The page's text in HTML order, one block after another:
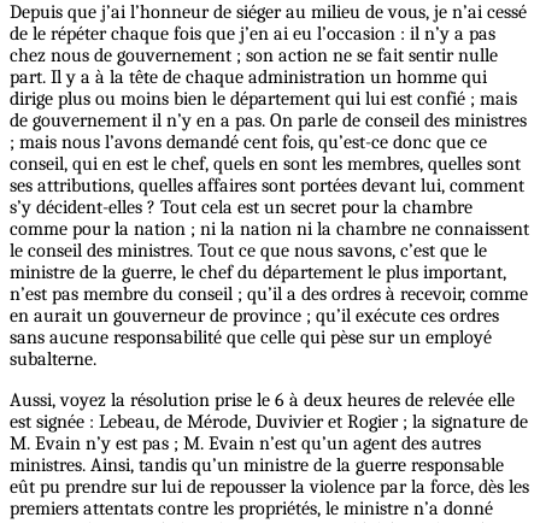
Depuis que j’ai l’honneur de siéger au milieu de vous, je n’ai cessé
de le répéter chaque fois que j’en ai eu l’occasion : il n’y a pas
chez nous de gouvernement ; son action ne se fait sentir nulle
part. Il y a à la tête de chaque administration un homme qui
dirige plus ou moins bien le département qui lui est confié ; mais
de gouvernement il n’y en a pas. On parle de conseil des ministres
; mais nous l’avons demandé cent fois, qu’est-ce donc que ce
conseil, qui en est le chef, quels en sont les membres, quelles sont
ses attributions, quelles affaires sont portées devant lui, comment
s’y décident-elles ? Tout cela est un secret pour la chambre
comme pour la nation ; ni la nation ni la chambre ne connaissent
le conseil des ministres. Tout ce que nous savons, c’est que le
ministre de la guerre, le chef du département le plus important,
n’est pas membre du conseil ; qu’il a des ordres à recevoir, comme
en aurait un gouverneur de province ; qu’il exécute ces ordres
sans aucune responsabilité que celle qui pèse sur un employé
subalterne.
Aussi, voyez la résolution prise le 6 à deux heures de relevée elle
est signée : Lebeau, de Mérode, Duvivier et Rogier ; la signature de
M. Evain n’y est pas ; M. Evain n’est qu’un agent des autres
ministres. Ainsi, tandis qu’un ministre de la guerre responsable
eût pu prendre sur lui de repousser la violence par la force, dès les
premiers attentats contre les propriétés, le ministre n’a donné